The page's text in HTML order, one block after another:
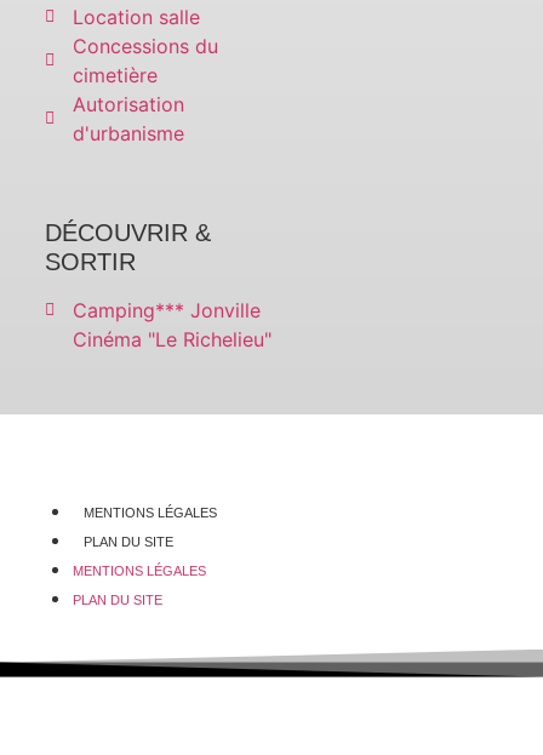
Location salle
Concessions du
cimetière
Autorisation
d'urbanisme
DÉCOUVRIR &
SORTIR
Camping*** Jonville
Cinéma "Le Richelieu"
MENTIONS LÉGALES
PLAN DU SITE
MENTIONS LÉGALES
PLAN DU SITE